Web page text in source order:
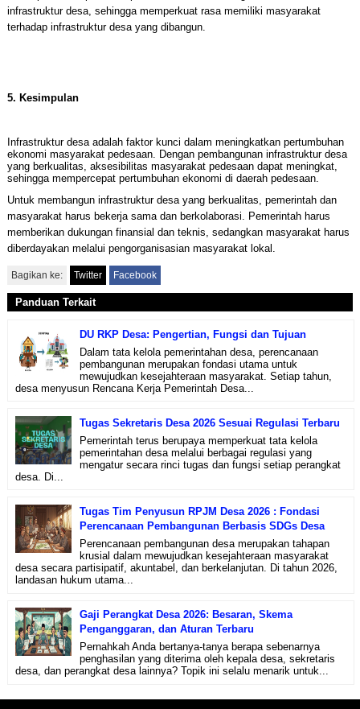
infrastruktur desa, sehingga memperkuat rasa memiliki masyarakat
terhadap infrastruktur desa yang dibangun.
5. Kesimpulan
Infrastruktur desa adalah faktor kunci dalam meningkatkan pertumbuhan
ekonomi masyarakat pedesaan. Dengan pembangunan infrastruktur desa
yang berkualitas, aksesibilitas masyarakat pedesaan dapat meningkat,
sehingga mempercepat pertumbuhan ekonomi di daerah pedesaan.
Untuk membangun infrastruktur desa yang berkualitas, pemerintah dan
masyarakat harus bekerja sama dan berkolaborasi. Pemerintah harus
memberikan dukungan finansial dan teknis, sedangkan masyarakat harus
diberdayakan melalui pengorganisasian masyarakat lokal.
Bagikan ke: Twitter Facebook
Panduan Terkait
DU RKP Desa: Pengertian, Fungsi dan Tujuan
Dalam tata kelola pemerintahan desa, perencanaan
pembangunan merupakan fondasi utama untuk
mewujudkan kesejahteraan masyarakat. Setiap tahun,
desa menyusun Rencana Kerja Pemerintah Desa...
Tugas Sekretaris Desa 2026 Sesuai Regulasi Terbaru
Pemerintah terus berupaya memperkuat tata kelola
pemerintahan desa melalui berbagai regulasi yang
mengatur secara rinci tugas dan fungsi setiap perangkat
desa. Di...
Tugas Tim Penyusun RPJM Desa 2026 : Fondasi
Perencanaan Pembangunan Berbasis SDGs Desa
Perencanaan pembangunan desa merupakan tahapan
krusial dalam mewujudkan kesejahteraan masyarakat
desa secara partisipatif, akuntabel, dan berkelanjutan. Di tahun 2026,
landasan hukum utama...
Gaji Perangkat Desa 2026: Besaran, Skema
Penganggaran, dan Aturan Terbaru
Pernahkah Anda bertanya-tanya berapa sebenarnya
penghasilan yang diterima oleh kepala desa, sekretaris
desa, dan perangkat desa lainnya? Topik ini selalu menarik untuk...